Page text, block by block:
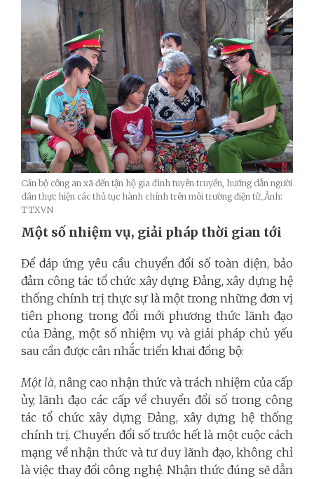
Cán bộ công an xã đến tận hộ gia đình tuyên truyền, hướng dẫn người
dân thực hiện các thủ tục hành chính trên môi trường điện tử_Ảnh:
TTXVN
Một số nhiệm vụ, giải pháp thời gian tới
Để đáp ứng yêu cầu chuyển đổi số toàn diện, bảo
đảm công tác tổ chức xây dựng Đảng, xây dựng hệ
thống chính trị thực sự là một trong những đơn vị
tiên phong trong đổi mới phương thức lãnh đạo
của Đảng, một số nhiệm vụ và giải pháp chủ yếu
sau cần được cân nhắc triển khai đồng bộ:
Một là, nâng cao nhận thức và trách nhiệm của cấp
ủy, lãnh đạo các cấp về chuyển đổi số trong công
tác tổ chức xây dựng Đảng, xây dựng hệ thống
chính trị. Chuyển đổi số trước hết là một cuộc cách
mạng về nhận thức và tư duy lãnh đạo, không chỉ
là việc thay đổi công nghệ. Nhận thức đúng sẽ dẫn